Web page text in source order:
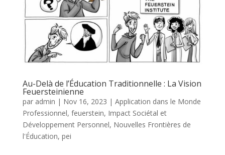
Au-Delà de l’Éducation Traditionnelle : La Vision
Feuersteinienne
par admin | Nov 16, 2023 | Application dans le Monde
Professionnel, feuerstein, Impact Sociétal et
Développement Personnel, Nouvelles Frontières de
l'Éducation, pei